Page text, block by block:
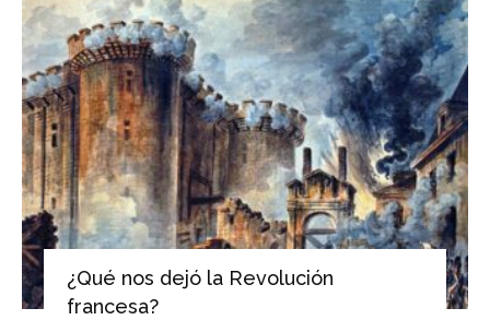
¿Qué nos dejó la Revolución
francesa?